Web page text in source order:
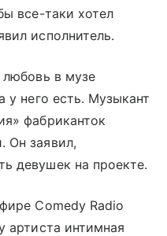
все-таки хотел
исполнитель.
любовь в музе
у него есть. Музыкант
фабриканток
Он заявил,
девушек на проекте.
Comedy Radio
артиста интимная